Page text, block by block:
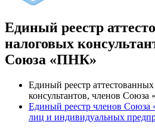
Единый реестр
налоговых
Союза «ПНК»
Единый реестр
консультантов, членов
Единый реестр членов
лиц и индивидуальных